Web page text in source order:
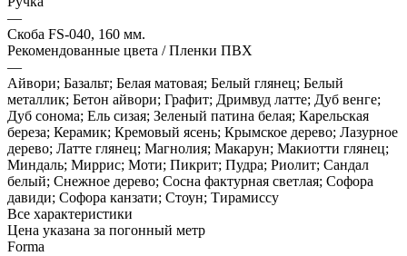
—
Скоба FS-040, 160 мм.
Рекомендованные цвета / Пленки ПВХ
—
Айвори; Базальт; Белая матовая; Белый глянец; Белый
металлик; Бетон айвори; Графит; Дримвуд латте; Дуб венге;
Дуб сонома; Ель сизая; Зеленый патина белая; Карельская
береза; Керамик; Кремовый ясень; Крымское дерево; Лазурное
дерево; Латте глянец; Магнолия; Макарун; Макиотти глянец;
Миндаль; Миррис; Моти; Пикрит; Пудра; Риолит; Сандал
белый; Снежное дерево; Сосна фактурная светлая; Софора
давиди; Софора канзати; Стоун; Тирамиссу
Все характеристики
Цена указана за погонный метр
Forma